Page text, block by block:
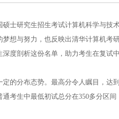
士研究生招生考试计算机科学与技
想与努力，也反映出清华计算机
度剖析这份名单，助力考生在复试中
的分布态势。最高分令人瞩目，达
考生中最低初试总分在350多分区